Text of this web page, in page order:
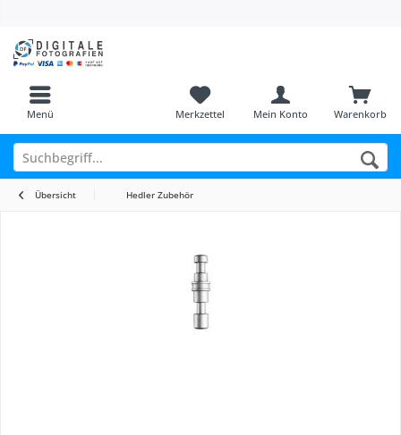
Menü Warenkorb
Merkzettel Mein Konto
Übersicht Hedler Zubehör